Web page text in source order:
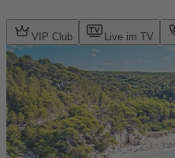
VIP Club Live im TV